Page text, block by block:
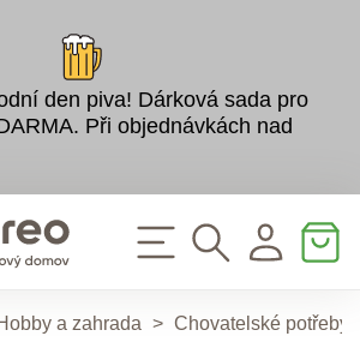
den piva! Dárková sada pro
Při objednávkách nad
a zahrada > Chovatelské potřeby